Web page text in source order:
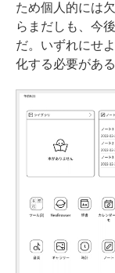
ため個人的には
らまだしも、今
だ。いずれにせ
化する必要がある